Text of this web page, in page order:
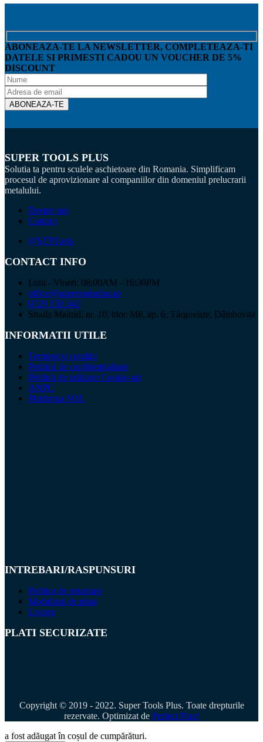
ABONEAZA-TE LA NEWSLETTER, COMPLETEAZA-TI
DATELE SI PRIMESTI CADOU UN VOUCHER DE 5%
DISCOUNT
SUPER TOOLS PLUS
Solutia ta pentru sculele aschietoare din Romania. Simplificam
procesul de aprovizionare al companiilor din domeniul prelucrarii
metalului.
Despre noi
Contact
@STPTools
CONTACT INFO
Luni - Vineri: 08:00AM - 16:30PM
office@supertoolsplus.ro
0729 150 343
Strada Madrid, nr. 10, bloc M8, ap. 6, Târgoviște, Dâmbovița
INFORMATII UTILE
Termeni și condiții
Politică de confidențialitate
Politică de utilizare Cookie-uri
ANPC
Platforma SOL
INTREBARI/RASPUNSURI
Politica de returnare
Modalitati de plata
Livrare
PLATI SECURIZATE
Copyright © 2019 - 2022. Super Tools Plus. Toate drepturile
rezervate. Optimizat de Perfect Pixel
a fost adăugat în coșul de cumpărături.